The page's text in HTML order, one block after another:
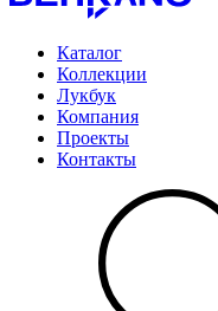
Каталог
Коллекции
Лукбук
Компания
Проекты
Контакты